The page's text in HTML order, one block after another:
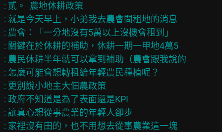
: 貳。  農地休耕政策
: 就是今天早上，小弟我去農會問租地的消息
: 農會：「一分地沒有5萬以上沒機會租到」
: 關鍵在於休耕的補助，休耕一期一甲地4萬5
: 農民休耕半年就可以拿到補助（農會跟我說的
: 怎麼可能會想轉租給年輕農民種植呢？
: 更別說小地主大佃農政策
: 政府不知道是為了表面還是KPI
: 讓真心想從事農業的年輕人卻步
: 家裡沒有田的，也不用想去從事農業這一塊